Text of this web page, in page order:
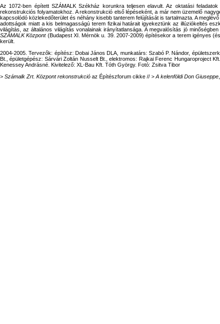
Az 1072-ben épített SZÁMALK Székház korunkra teljesen elavult. Az oktatási
rekonstrukciós folyamatokhoz. A rekonstrukció első lépéseként, a már nem üzemelő
kapcsolódó közlekedőterület és néhány kisebb tanterem felújítását is tartalmazta. A
adottságok miatt a kis belmagasságú terem fizikai határait igyekeztünk az illúziókeltés
világítás, az általános világítás vonalainak irányítatlansága. A megvalósítás jó
SZÁMALK Központ(Budapest XI. Mérnök u. 39. 2007-2009) építésekor a terem igényes
került.
2004-2005. Tervezők: építész: Dobai János DLA, munkatárs: Szabó P. Nándor,
Bt., épületgépész: Sárvári Zoltán Nusselt Bt., elektromos: Rajkai Ferenc Hungaroproject
Kenessey Andrásné. Kivitelező: XL-Bau Kft. Tóth György. Fotó: Zsitva Tibor
> Számalk Zrt. Központ rekonstrukció az Építészforum cikke // > A kelenföldi Don Giuseppe